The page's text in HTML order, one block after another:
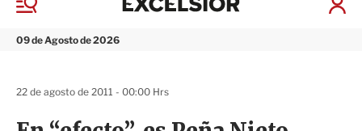
M
n
09 de Agosto de 2026
I
x
22 de agosto de 2011 - 00:00 Hrs